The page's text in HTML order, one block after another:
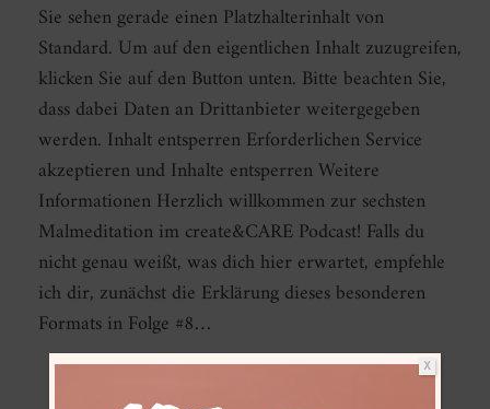
Sie sehen gerade einen Platzhalterinhalt von
Standard. Um auf den eigentlichen Inhalt zuzugreifen,
klicken Sie auf den Button unten. Bitte beachten Sie,
dass dabei Daten an Drittanbieter weitergegeben
werden. Inhalt entsperren Erforderlichen Service
akzeptieren und Inhalte entsperren Weitere
Informationen Herzlich willkommen zur sechsten
Malmeditation im create&CARE Podcast! Falls du
nicht genau weißt, was dich hier erwartet, empfehle
ich dir, zunächst die Erklärung dieses besonderen
Formats in⁠ Folge #8⁠⁠⁠…
X